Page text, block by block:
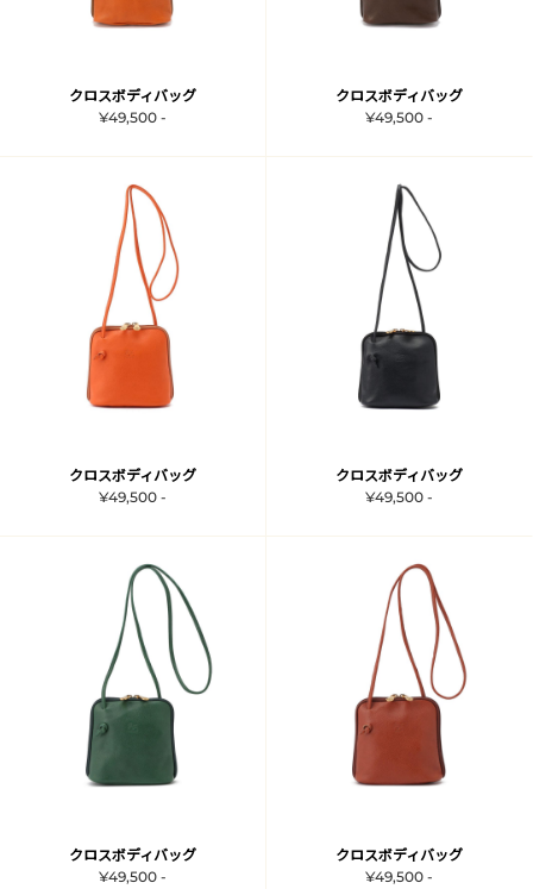
クロスボディバッグ
¥49,500 -
クロスボディバッグ
¥49,500 -
クロスボディバッグ
¥49,500 -
クロスボディバッグ
¥49,500 -
クロスボディバッグ
¥49,500 -
クロスボディバッグ
¥49,500 -